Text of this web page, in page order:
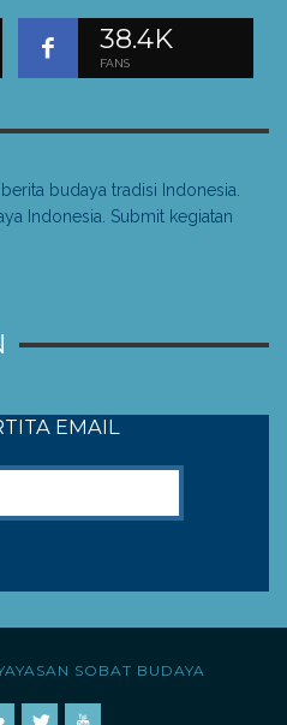
38.4K
FANS
budaya tradisi Indonesia.
Indonesia. Submit kegiatan
EMAIL
SOBAT BUDAYA